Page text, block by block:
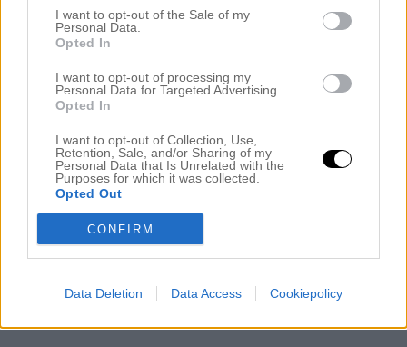
I want to opt-out of the Sale of my
Personal Data.
Opted In
I want to opt-out of processing my
Personal Data for Targeted Advertising.
Opted In
I want to opt-out of Collection, Use,
Retention, Sale, and/or Sharing of my
Personal Data that Is Unrelated with the
Purposes for which it was collected.
Opted Out
CONFIRM
Data Deletion Data Access Cookiepolicy